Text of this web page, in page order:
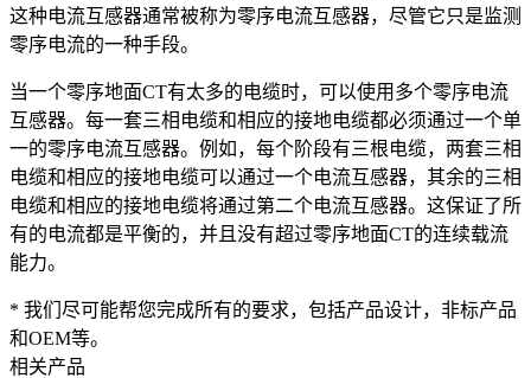
这种电流互感器通常被称为零序电流互感器，尽管它只是监测
零序电流的一种手段。
当一个零序地面CT有太多的电缆时，可以使用多个零序电流
互感器。每一套三相电缆和相应的接地电缆都必须通过一个单
一的零序电流互感器。例如，每个阶段有三根电缆，两套三相
电缆和相应的接地电缆可以通过一个电流互感器，其余的三相
电缆和相应的接地电缆将通过第二个电流互感器。这保证了所
有的电流都是平衡的，并且没有超过零序地面CT的连续载流
能力。
* 我们尽可能帮您完成所有的要求，包括产品设计，非标产品
和OEM等。
相关产品